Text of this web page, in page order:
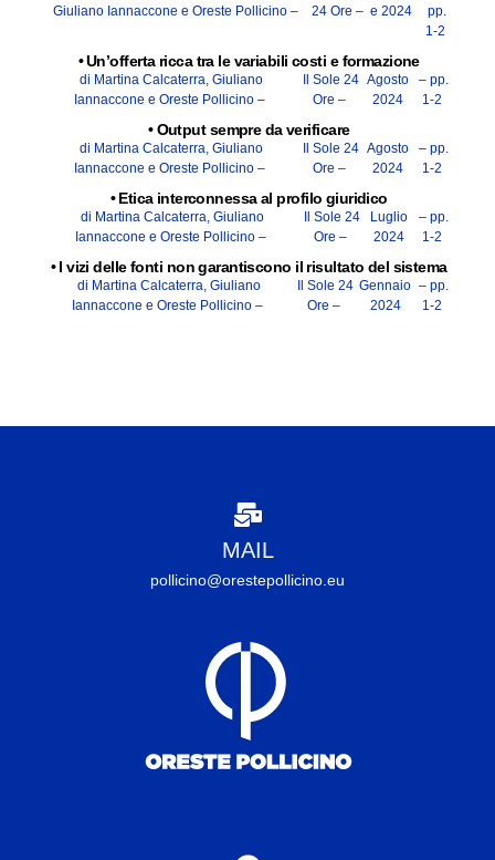
Giuliano Iannaccone e Oreste Pollicino –
24 Ore – e 2024
pp.
1-2
•Un’offerta ricca tra le variabili costi e formazione
di Martina Calcaterra, Giuliano
Iannaccone e Oreste Pollicino –
Il Sole 24
Ore –
Agosto
2024
– pp.
1-2
• Output sempre da verificare
di Martina Calcaterra, Giuliano
Iannaccone e Oreste Pollicino –
Il Sole 24
Ore –
Agosto
2024
– pp.
1-2
• Etica interconnessa al profilo giuridico
di Martina Calcaterra, Giuliano
Iannaccone e Oreste Pollicino –
Il Sole 24
Ore –
Luglio
2024
– pp.
1-2
• I vizi delle fonti non garantiscono il risultato del sistema
di Martina Calcaterra, Giuliano
Iannaccone e Oreste Pollicino –
Il Sole 24
Ore –
Gennaio
2024
– pp.
1-2
MAIL
pollicino@orestepollicino.eu